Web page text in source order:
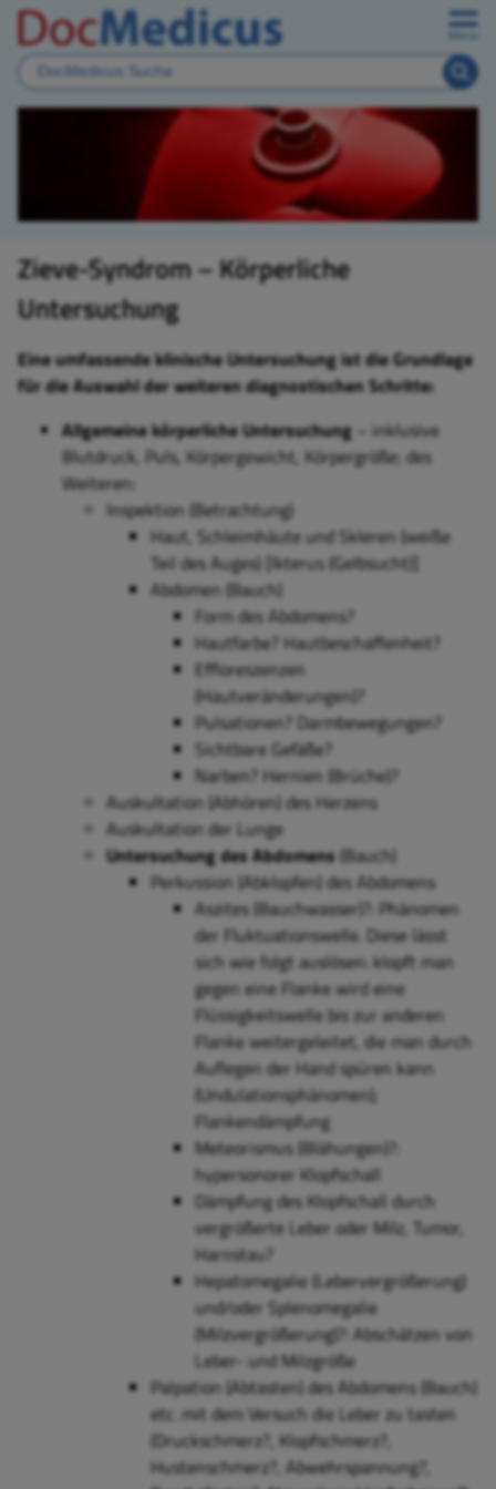
Zieve-Syndrom – Körperliche
Untersuchung
Eine umfassende klinische Untersuchung ist die Grundlage
für die Auswahl der weiteren diagnostischen Schritte:
Allgemeine körperliche Untersuchung – inklusive
Blutdruck, Puls, Körpergewicht, Körpergröße; des
Weiteren:
Inspektion (Betrachtung)
Haut, Schleimhäute und Skleren (weiße
Teil des Auges) [Ikterus (Gelbsucht)]
Abdomen (Bauch)
Form des Abdomens?
Hautfarbe? Hautbeschaffenheit?
Effloreszenzen
(Hautveränderungen)?
Pulsationen? Darmbewegungen?
Sichtbare Gefäße?
Narben? Hernien (Brüche)?
Auskultation (Abhören) des Herzens
Auskultation der Lunge
Untersuchung des Abdomens(Bauch)
Perkussion (Abklopfen) des Abdomens
Aszites (Bauchwasser)?: Phänomen
der Fluktuationswelle. Diese lässt
sich wie folgt auslösen: klopft man
gegen eine Flanke wird eine
Flüssigkeitswelle bis zur anderen
Flanke weitergeleitet, die man durch
Auflegen der Hand spüren kann
(Undulationsphänomen);
Flankendämpfung
Meteorismus (Blähungen)?:
hypersonorer Klopfschall
Dämpfung des Klopfschall durch
vergrößerte Leber oder Milz, Tumor,
Harnstau?
Hepatomegalie (Lebervergrößerung)
und/oder Splenomegalie
(Milzvergrößerung)?: Abschätzen von
Leber- und Milzgröße
Palpation (Abtasten) des Abdomens (Bauch)
etc. mit dem Versuch die Leber zu tasten
(Druckschmerz?, Klopfschmerz?,
Hustenschmerz?, Abwehrspannung?,